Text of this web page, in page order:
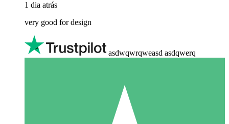
1 dia atrás
very good for design
asdwqwrqweasd asdqwerq